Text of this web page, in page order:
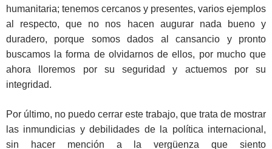
humanitaria; tenemos cercanos y presentes, varios ejemplos
al respecto, que no nos hacen augurar nada bueno y
duradero, porque somos dados al cansancio y pronto
buscamos la forma de olvidarnos de ellos, por mucho que
ahora lloremos por su seguridad y actuemos por su
integridad.
Por último, no puedo cerrar este trabajo, que trata de mostrar
las inmundicias y debilidades de la política internacional,
sin hacer mención a la vergüenza que siento